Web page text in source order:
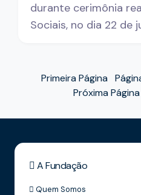
durante cerimônia
Sociais, no dia 22 de
Primeira Página
Próxima Página
A Fundação
Quem Somos